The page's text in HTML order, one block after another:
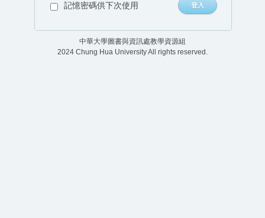
記憶密碼供下次使用
中華大學圖書與資訊處教學資源組
2024 Chung Hua University All rights reserved.